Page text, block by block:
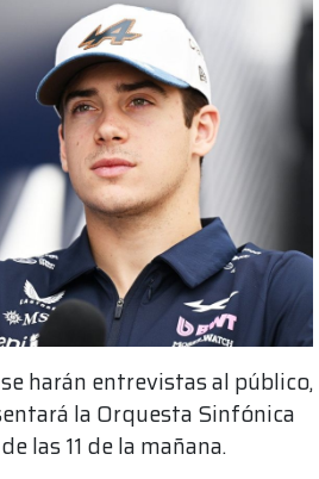
harán entrevistas al público,
la Orquesta Sinfónica
las 11 de la mañana.